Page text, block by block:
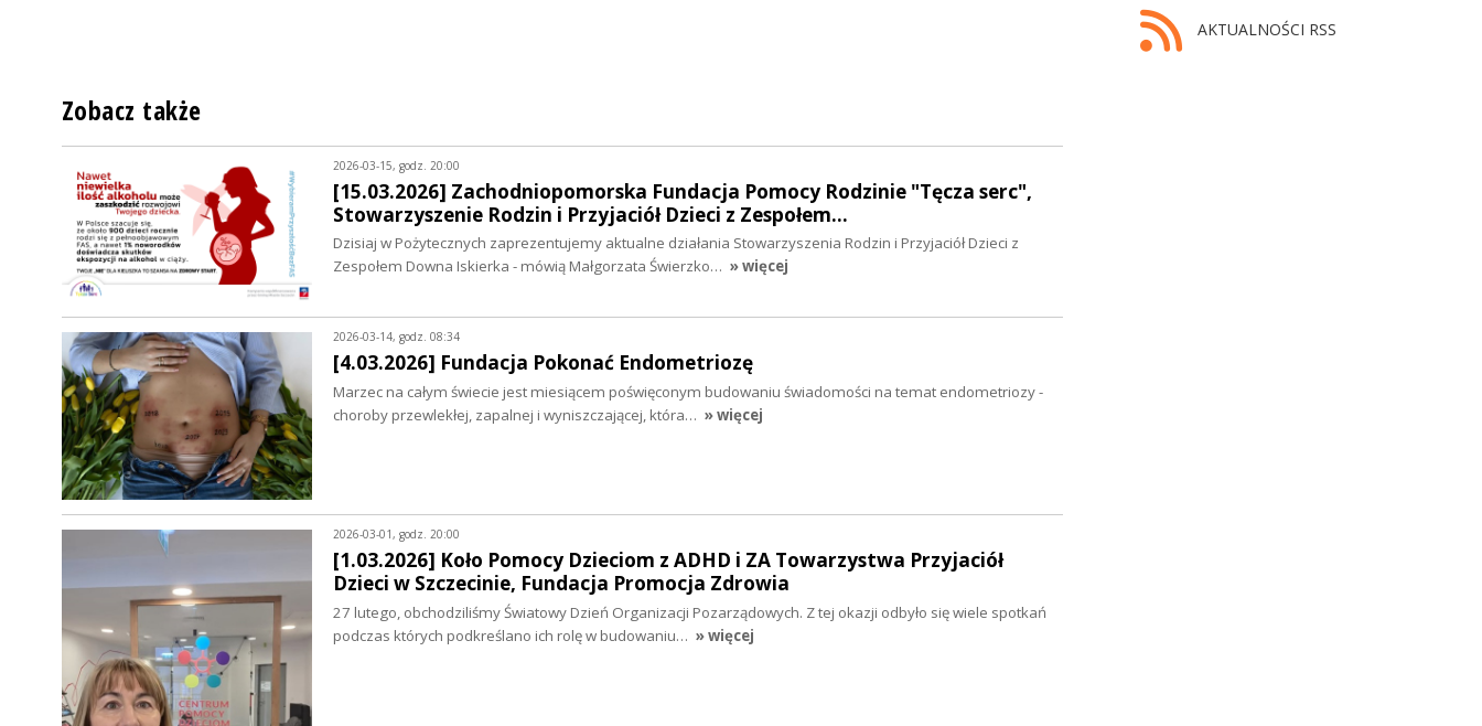
AKTUALNOŚCI RSS
Zobacz także
2026-03-15, godz. 20:00
[15.03.2026] Zachodniopomorska Fundacja Pomocy Rodzinie "Tęcza serc",
Stowarzyszenie Rodzin i Przyjaciół Dzieci z Zespołem…
Dzisiaj w Pożytecznych zaprezentujemy aktualne działania Stowarzyszenia Rodzin i Przyjaciół Dzieci z
Zespołem Downa Iskierka - mówią Małgorzata Świerzko… » więcej
2026-03-14, godz. 08:34
[4.03.2026] Fundacja Pokonać Endometriozę
Marzec na całym świecie jest miesiącem poświęconym budowaniu świadomości na temat endometriozy -
choroby przewlekłej, zapalnej i wyniszczającej, która… » więcej
2026-03-01, godz. 20:00
[1.03.2026] Koło Pomocy Dzieciom z ADHD i ZA Towarzystwa Przyjaciół
Dzieci w Szczecinie, Fundacja Promocja Zdrowia
27 lutego, obchodziliśmy Światowy Dzień Organizacji Pozarządowych. Z tej okazji odbyło się wiele spotkań
podczas których podkreślano ich rolę w budowaniu… » więcej